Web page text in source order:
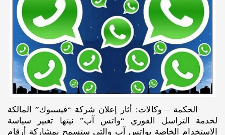
الحكمة – وكالات: أثار إعلان شركة “فيسبوك” المالكة
لخدمة التراسل الفوري “واتس آب” نيتها تغيير سياسة
الاستخدام الخاصة بواتس آب والتي ستسمح بمشاركة أرقام